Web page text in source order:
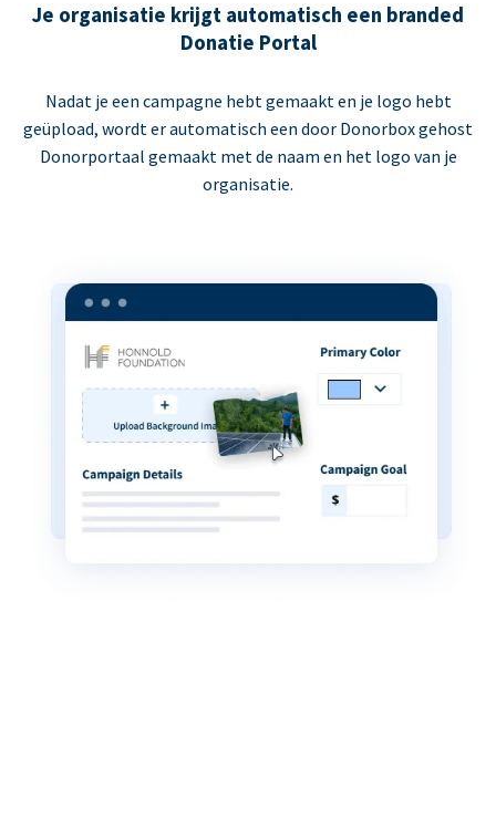
Je organisatie krijgt automatisch een branded
Donatie Portal
Nadat je een campagne hebt gemaakt en je logo hebt
geüpload, wordt er automatisch een door Donorbox gehost
Donorportaal gemaakt met de naam en het logo van je
organisatie.